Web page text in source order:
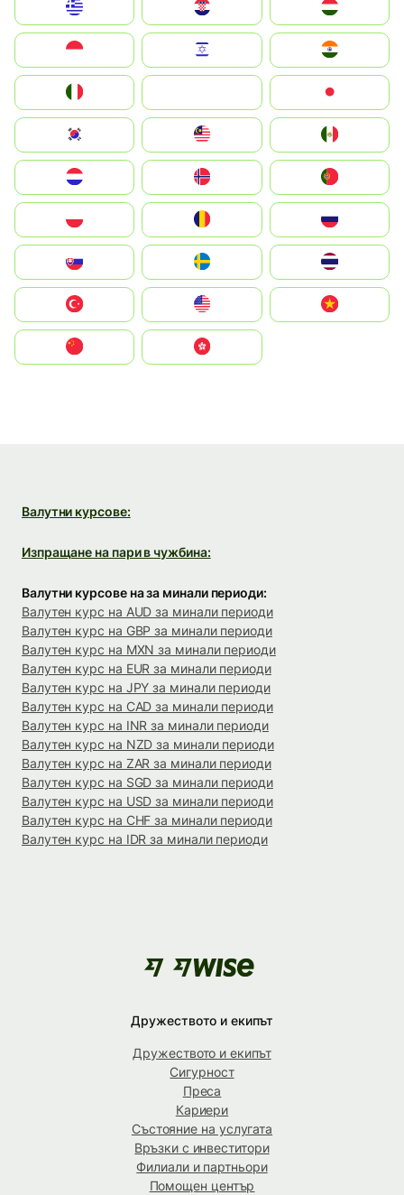
Magyarország
South Korea
United States
中國香港特別行政區
Валутни курсове:
Изпращане на пари в чужбина:
Валутни курсове на за минали периоди:
Валутен курс на AUD за минали периоди
Валутен курс на GBP за минали периоди
Валутен курс на MXN за минали периоди
Валутен курс на EUR за минали периоди
Валутен курс на JPY за минали периоди
Валутен курс на CAD за минали периоди
Валутен курс на INR за минали периоди
Валутен курс на NZD за минали периоди
Валутен курс на ZAR за минали периоди
Валутен курс на SGD за минали периоди
Валутен курс на USD за минали периоди
Валутен курс на CHF за минали периоди
Валутен курс на IDR за минали периоди
Дружеството и екипът
Дружеството и екипът
Сигурност
Преса
Кариери
Състояние на услугата
Връзки с инвеститори
Филиали и партньори
Помощен център